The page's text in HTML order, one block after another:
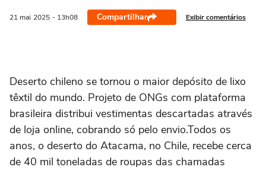
21 mai 2025 - 13h08 Compartilhar Exibir comentários
Deserto chileno se tornou o maior depósito de lixo
têxtil do mundo. Projeto de ONGs com plataforma
brasileira distribui vestimentas descartadas através
de loja online, cobrando só pelo envio.Todos os
anos, o deserto do Atacama, no Chile, recebe cerca
de 40 mil toneladas de roupas das chamadas